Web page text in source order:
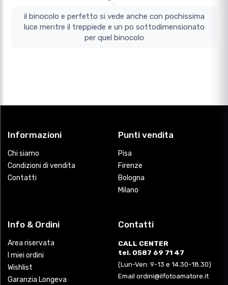
il binocolo e perfetto si vede anche con pochissima
luce mentre il treppiede e un po sottodimensionato
per quel binocolo
Informazioni
Chi siamo
Condizioni di vendita
Contatti
Punti vendita
Pisa
Firenze
Bologna
Milano
Info & Ordini
Area riservata
I miei ordini
Wishlist
Garanzia Longeva
Contatti
CALL CENTER
tel. 0587 69 71 47
(Lun-Ven: 9-13 e 14.30-18.30)
Email ordini@ilfotoamatore.it